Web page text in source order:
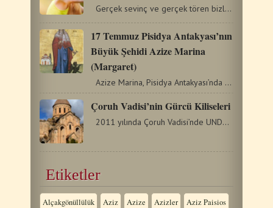
Gerçek sevinç ve gerçek tören bizleri kötülüklerden…
17 Temmuz Pisidya Antakyası’nın
Büyük Şehidi Azize Marina
(Margaret)
Azize Marina, Pisidya Antakyası’nda (Türkiye’deki…
Çoruh Vadisi’nin Gürcü Kiliseleri
2011 yılında Çoruh Vadisi’nde UNDP’nin (Birleşmiş…
Etiketler
Alçakgönüllülük Aziz Azize Azizler Aziz Paisios